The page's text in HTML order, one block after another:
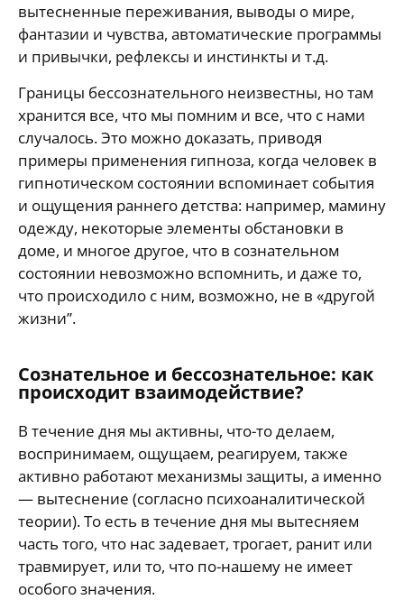
вытесненные переживания, выводы о мире,
фантазии и чувства, автоматические программы
и привычки, рефлексы и инстинкты и т.д.
Границы бессознательного неизвестны, но там
хранится все, что мы помним и все, что с нами
случалось. Это можно доказать, приводя
примеры применения гипноза, когда человек в
гипнотическом состоянии вспоминает события
и ощущения раннего детства: например, мамину
одежду, некоторые элементы обстановки в
доме, и многое другое, что в сознательном
состоянии невозможно вспомнить, и даже то,
что происходило с ним, возможно, не в «другой
жизни”.
Сознательное и бессознательное: как
происходит взаимодействие?
В течение дня мы активны, что-то делаем,
воспринимаем, ощущаем, реагируем, также
активно работают механизмы защиты, а именно
— вытеснение (согласно психоаналитической
теории). То есть в течение дня мы вытесняем
часть того, что нас задевает, трогает, ранит или
травмирует, или то, что по-нашему не имеет
особого значения.